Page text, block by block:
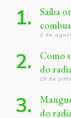
Saiba
3 de
Como
do
28 de
do